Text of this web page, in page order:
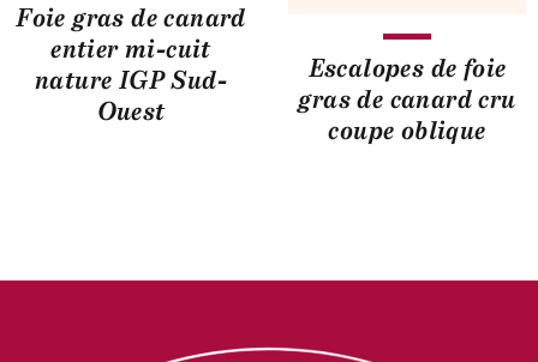
Foie gras de canard
entier mi-cuit
nature IGP Sud-
Ouest
Escalopes de foie
gras de canard cru
coupe oblique